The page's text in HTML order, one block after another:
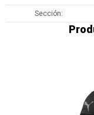
Sección